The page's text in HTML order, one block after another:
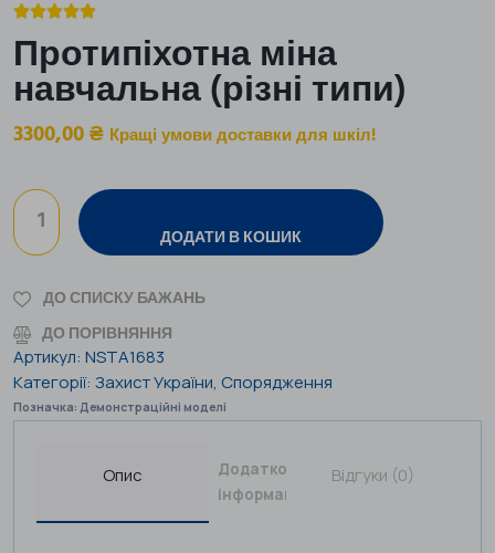

Протипіхотна міна
навчальна (різні типи)
3300,00₴ Кращі умови доставки для шкіл!
ДОДАТИ В КОШИК
ДО СПИСКУ БАЖАНЬ
ДО ПОРІВНЯННЯ
Артикул: NSTA1683
Категорії: Захист України, Спорядження
Позначка: Демонстраційні моделі
Опис
Додаткова
інформація
Відгуки (0)